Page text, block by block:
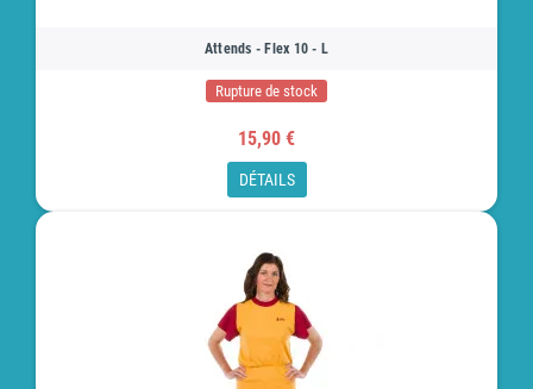
Attends - Flex 10 - L
Rupture de stock
15,90 €
DÉTAILS